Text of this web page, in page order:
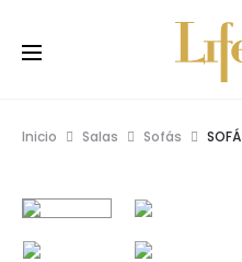
Inicio Salas Sofás